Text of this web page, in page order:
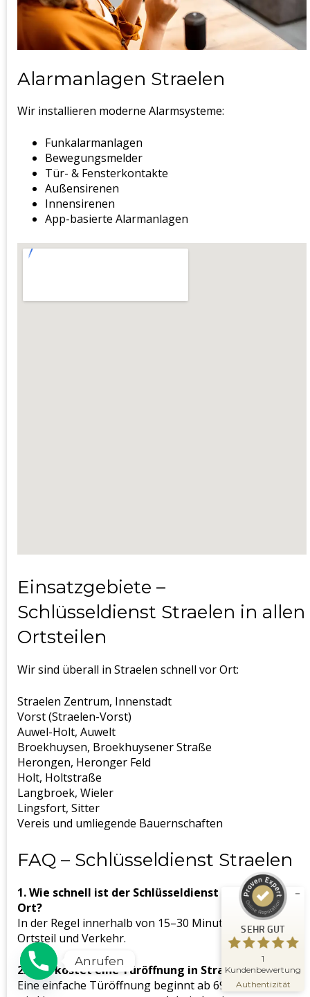
Alarmanlagen Straelen
Wir installieren moderne Alarmsysteme:
Funkalarmanlagen
Bewegungsmelder
Tür- & Fensterkontakte
Außensirenen
Innensirenen
App-basierte Alarmanlagen
Einsatzgebiete –
Schlüsseldienst Straelen in allen
Ortsteilen
Wir sind überall in Straelen schnell vor Ort:
Straelen Zentrum, Innenstadt
Vorst (Straelen-Vorst)
Auwel-Holt, Auwelt
Broekhuysen, Broekhuysener Straße
Herongen, Heronger Feld
Holt, Holtstraße
Langbroek, Wieler
Lingsfort, Sitter
Vereis und umliegende Bauernschaften
FAQ – Schlüsseldienst Straelen
1. Wie schnell ist der Schlüsseldienst Straelen vor
Ort?
In der Regel innerhalb von 15–30 Minuten – je nach
Ortsteil und Verkehr.
2. Was kostet eine Türöffnung in Straelen?
Eine einfache Türöffnung beginnt ab 69 €. Der Preis
Anrufen
SEHR GUT
1
Kundenbewertung
Authentizität
Schlüsseldienst Meisterwerk
100
%
Empfehlungen auf
ProvenExpert.com
SEHR GUT
Bewertung auf ProvenExpert.com
Erfahren Sie mehr über dieses
Bewertungssiegel
09.11.2025
Profil ansehen